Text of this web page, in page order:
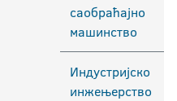
саобраћајно
машинство
Индустријско
инжењерство